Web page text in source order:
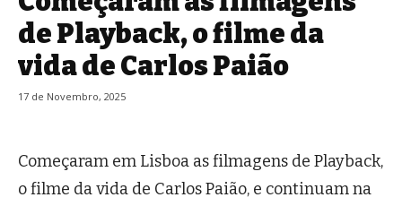
de Playback, o filme da
vida de Carlos Paião
17 de Novembro, 2025
Começaram em Lisboa as filmagens de Playback,
o filme da vida de Carlos Paião, e continuam na